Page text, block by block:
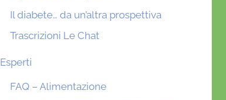
Il diabete… da un’altra prospettiva
Trascrizioni Le Chat
Esperti
FAQ – Alimentazione